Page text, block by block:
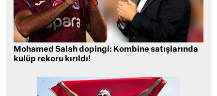
Mohamed Salah dopingi: Kombine satışlarında
kulüp rekoru kırıldı!